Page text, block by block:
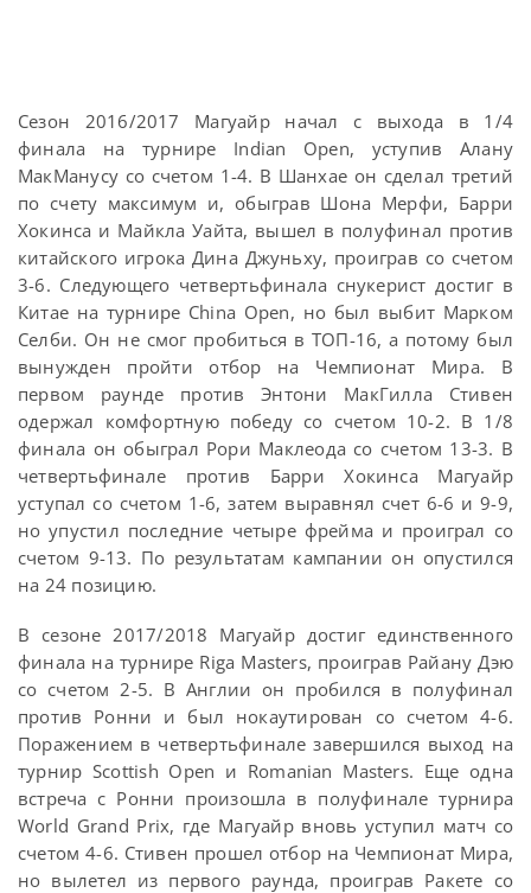
Сезон 2016/2017 Магуайр начал с выхода в 1/4
финала на турнире Indian Open, уступив Алану
МакМанусу со счетом 1-4. В Шанхае он сделал третий
по счету максимум и, обыграв Шона Мерфи, Барри
Хокинса и Майкла Уайта, вышел в полуфинал против
китайского игрока Дина Джуньху, проиграв со счетом
3-6. Следующего четвертьфинала снукерист достиг в
Китае на турнире China Open, но был выбит Марком
Селби. Он не смог пробиться в ТОП-16, а потому был
вынужден пройти отбор на Чемпионат Мира. В
первом раунде против Энтони МакГилла Стивен
одержал комфортную победу со счетом 10-2. В 1/8
финала он обыграл Рори Маклеода со счетом 13-3. В
четвертьфинале против Барри Хокинса Магуайр
уступал со счетом 1-6, затем выравнял счет 6-6 и 9-9,
но упустил последние четыре фрейма и проиграл со
счетом 9-13. По результатам кампании он опустился
на 24 позицию.
В сезоне 2017/2018 Магуайр достиг единственного
финала на турнире Riga Masters, проиграв Райану Дэю
со счетом 2-5. В Англии он пробился в полуфинал
против Ронни и был нокаутирован со счетом 4-6.
Поражением в четвертьфинале завершился выход на
турнир Scottish Open и Romanian Masters. Еще одна
встреча с Ронни произошла в полуфинале турнира
World Grand Prix, где Магуайр вновь уступил матч со
счетом 4-6. Стивен прошел отбор на Чемпионат Мира,
но вылетел из первого раунда, проиграв Ракете со